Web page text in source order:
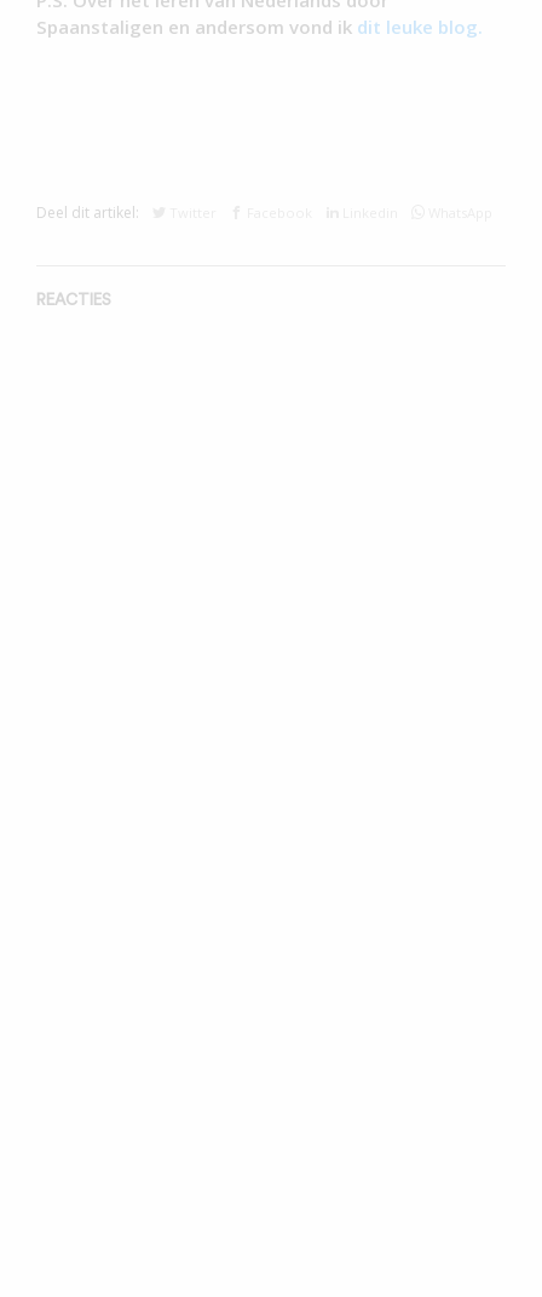
Spaanstaligen en andersom vond ik dit leuke blog.
Deel dit artikel:
REACTIES